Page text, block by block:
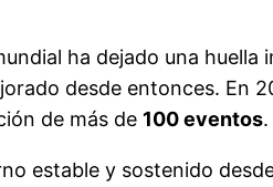
ha dejado una
desde entonces. En
de más de 100 eventos.
estable y sostenido